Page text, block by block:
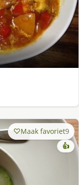
Maak favoriet9
👍